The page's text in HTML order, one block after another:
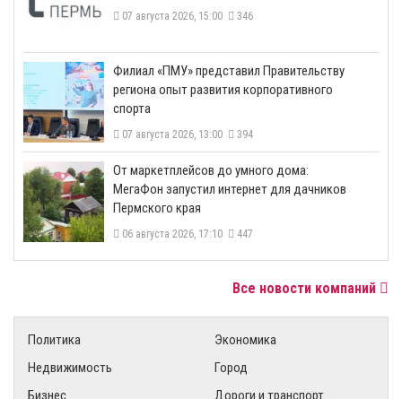
07 августа 2026, 15:00 346
​Филиал «ПМУ» представил Правительству
региона опыт развития корпоративного
спорта
07 августа 2026, 13:00 394
От маркетплейсов до умного дома:
МегаФон запустил интернет для дачников
Пермского края
06 августа 2026, 17:10 447
Все новости компаний
Политика
Экономика
Недвижимость
Город
Бизнес
Дороги и транспорт